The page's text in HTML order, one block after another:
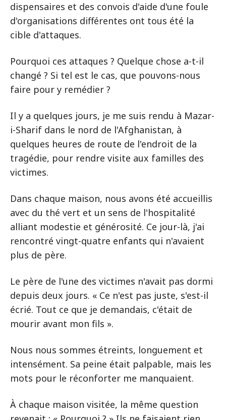
dispensaires et des convois d'aide d'une foule
d'organisations différentes ont tous été la
cible d'attaques.
Pourquoi ces attaques ? Quelque chose a-t-il
changé ? Si tel est le cas, que pouvons-nous
faire pour y remédier ?
Il y a quelques jours, je me suis rendu à Mazar-
i-Sharif dans le nord de l'Afghanistan, à
quelques heures de route de l'endroit de la
tragédie, pour rendre visite aux familles des
victimes.
Dans chaque maison, nous avons été accueillis
avec du thé vert et un sens de l'hospitalité
alliant modestie et générosité. Ce jour-là, j'ai
rencontré vingt-quatre enfants qui n'avaient
plus de père.
Le père de l'une des victimes n'avait pas dormi
depuis deux jours. « Ce n'est pas juste, s'est-il
écrié. Tout ce que je demandais, c'était de
mourir avant mon fils ».
Nous nous sommes étreints, longuement et
intensément. Sa peine était palpable, mais les
mots pour le réconforter me manquaient.
À chaque maison visitée, la même question